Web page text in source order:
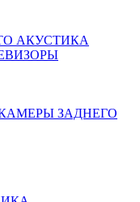
АКУСТИКА
ЗАДНЕГО